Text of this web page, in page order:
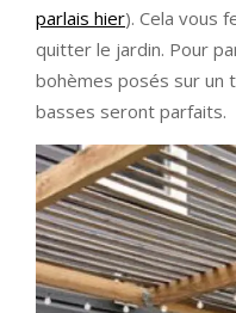
parlais hier). Cela vous
quitter le jardin. Pour
bohèmes posés sur un
basses seront parfaits.